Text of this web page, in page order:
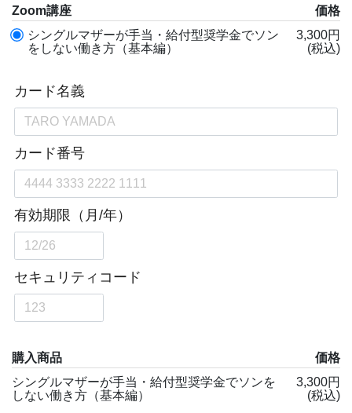
Zoom講座
価格
シングルマザーが手当・給付型奨学金でソン
をしない働き方（基本編）
3,300円
(税込)
購入商品
価格
シングルマザーが手当・給付型奨学金でソンを
しない働き方（基本編）
3,300円
(税込)